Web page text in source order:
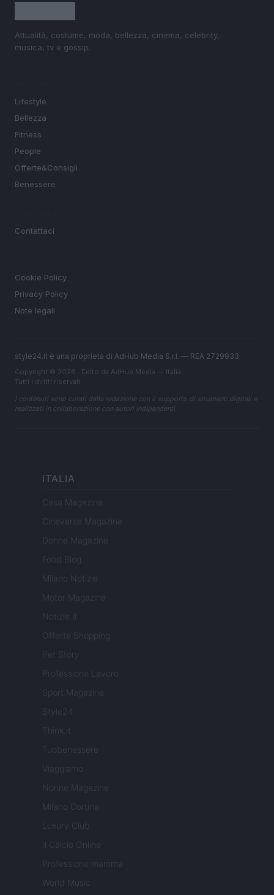
Attualità, costume, moda, bellezza, cinema, celebrity,
musica, tv e gossip.
Lifestyle
Bellezza
Fitness
People
Offerte&Consigli
Benessere
Contattaci
Cookie Policy
Privacy Policy
Note legali
style24.it è una proprietà di AdHub Media S.r.l. — REA 2729933
Copyright © 2026 · Edito da AdHub Media — Italia
Tutti i diritti riservati
I contenuti sono curati dalla redazione con il supporto di strumenti digitali e
realizzati in collaborazione con autori indipendenti.
ITALIA
Casa Magazine
Cineverse Magazine
Donne Magazine
Food Blog
Milano Notizie
Motor Magazine
Notizie.it
Offerte Shopping
Pet Story
Professione Lavoro
Sport Magazine
Style24
Think.it
Tuobenessere
Viaggiamo
Nonne Magazine
Milano Cortina
Luxury Club
Il Calcio Online
Professione mamma
World Music